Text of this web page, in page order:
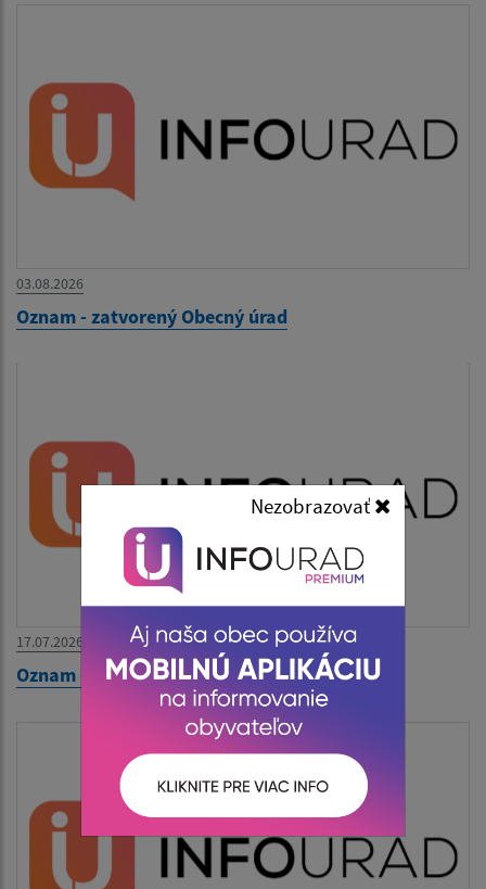
Nezobrazovať
03.08.2026
Oznam - zatvorený Obecný úrad
17.07.2026
Oznam - zatvorený Obecný úrad